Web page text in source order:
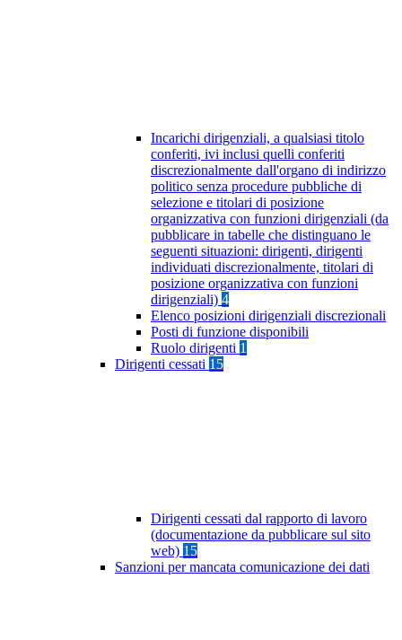
Incarichi dirigenziali, a qualsiasi titolo
conferiti, ivi inclusi quelli conferiti
discrezionalmente dall'organo di indirizzo
politico senza procedure pubbliche di
selezione e titolari di posizione
organizzativa con funzioni dirigenziali (da
pubblicare in tabelle che distinguano le
seguenti situazioni: dirigenti, dirigenti
individuati discrezionalmente, titolari di
posizione organizzativa con funzioni
dirigenziali) 4
Elenco posizioni dirigenziali discrezionali
Posti di funzione disponibili
Ruolo dirigenti 1
Dirigenti cessati 15
Dirigenti cessati dal rapporto di lavoro
(documentazione da pubblicare sul sito
web) 15
Sanzioni per mancata comunicazione dei dati